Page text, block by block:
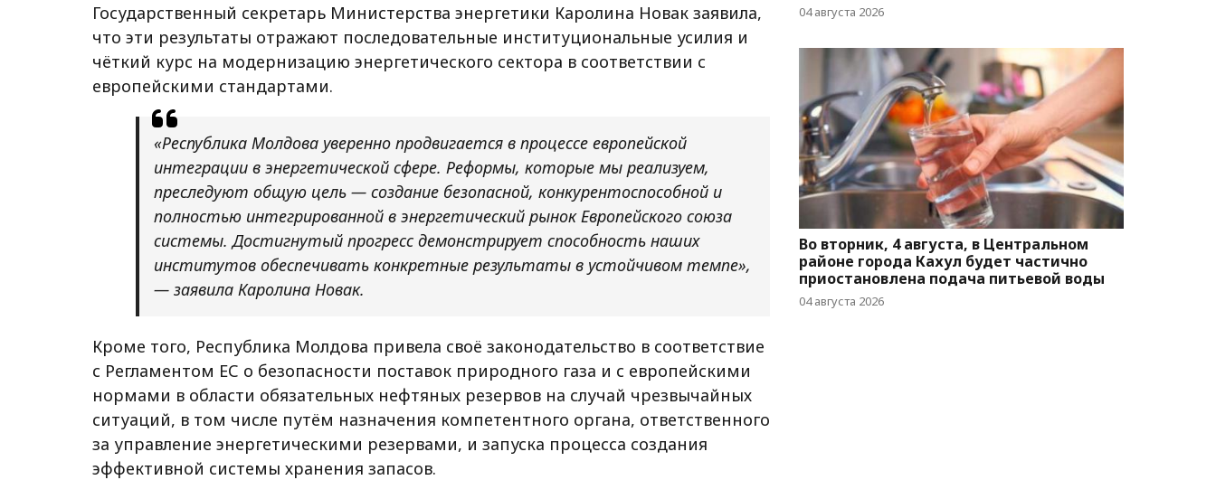
Государственный секретарь Министерства энергетики Каролина Новак заявила,
что эти результаты отражают последовательные институциональные усилия и
чёткий курс на модернизацию энергетического сектора в соответствии с
европейскими стандартами.
«Республика Молдова уверенно продвигается в процессе европейской
интеграции в энергетической сфере. Реформы, которые мы реализуем,
преследуют общую цель — создание безопасной, конкурентоспособной и
полностью интегрированной в энергетический рынок Европейского союза
системы. Достигнутый прогресс демонстрирует способность наших
институтов обеспечивать конкретные результаты в устойчивом темпе»,
— заявила Каролина Новак.
Кроме того, Республика Молдова привела своё законодательство в соответствие
с Регламентом ЕС о безопасности поставок природного газа и с европейскими
нормами в области обязательных нефтяных резервов на случай чрезвычайных
ситуаций, в том числе путём назначения компетентного органа, ответственного
за управление энергетическими резервами, и запуска процесса создания
эффективной системы хранения запасов.
04 августа 2026
Во вторник, 4 августа, в Центральном
районе города Кахул будет частично
приостановлена подача питьевой воды
04 августа 2026